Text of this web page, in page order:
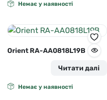
Немає у наявності
Orient RA-AA0818L19B
Читати далі
Немає у наявності